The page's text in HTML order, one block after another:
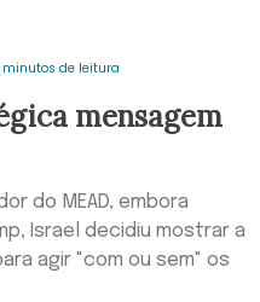
minutos de leitura
mensagem
do MEAD, embora
Israel decidiu mostrar a
agir "com ou sem" os